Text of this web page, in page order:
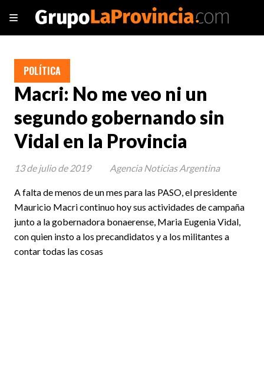
Macri: No me veo ni un
segundo gobernando sin
Vidal en la Provincia
A falta de menos de un mes para las PASO, el presidente
Mauricio Macri continuo hoy sus actividades de campaña
junto a la gobernadora bonaerense, Maria Eugenia Vidal,
con quien insto a los precandidatos y a los militantes a
contar todas las cosas
POLÍTICA
13 de julio de 2019 Agencia Noticias Argentina